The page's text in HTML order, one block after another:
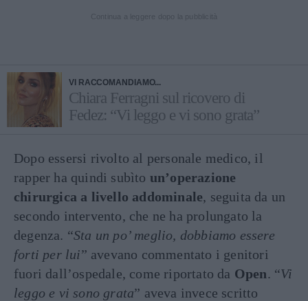
VI RACCOMANDIAMO...
Chiara Ferragni sul ricovero di
Fedez: “Vi leggo e vi sono grata”
Dopo essersi rivolto al personale medico, il
rapper ha quindi subìto un’operazione
chirurgica a livello addominale, seguita da un
secondo intervento, che ne ha prolungato la
degenza. “Sta un po’ meglio, dobbiamo essere
forti per lui” avevano commentato i genitori
fuori dall’ospedale, come riportato da Open. “Vi
leggo e vi sono grata” aveva invece scritto